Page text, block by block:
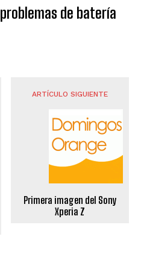
de batería
ARTÍCULO SIGUIENTE
Primera imagen del Sony
Xperia Z